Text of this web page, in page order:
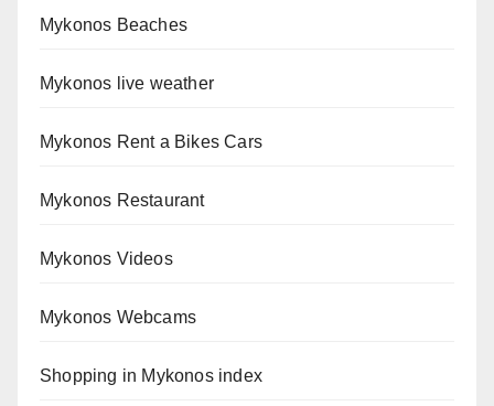
Mykonos Beaches
Mykonos live weather
Mykonos Rent a Bikes Cars
Mykonos Restaurant
Mykonos Videos
Mykonos Webcams
Shopping in Mykonos index